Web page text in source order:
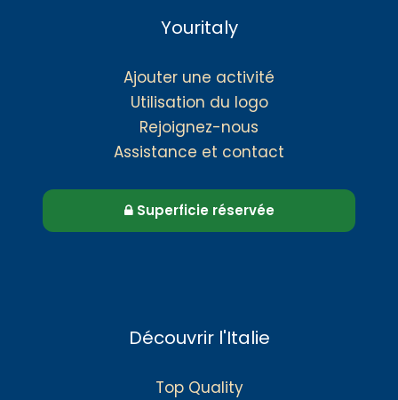
Youritaly
Ajouter une activité
Utilisation du logo
Rejoignez-nous
Assistance et contact
Superficie réservée
Découvrir l'Italie
Top Quality